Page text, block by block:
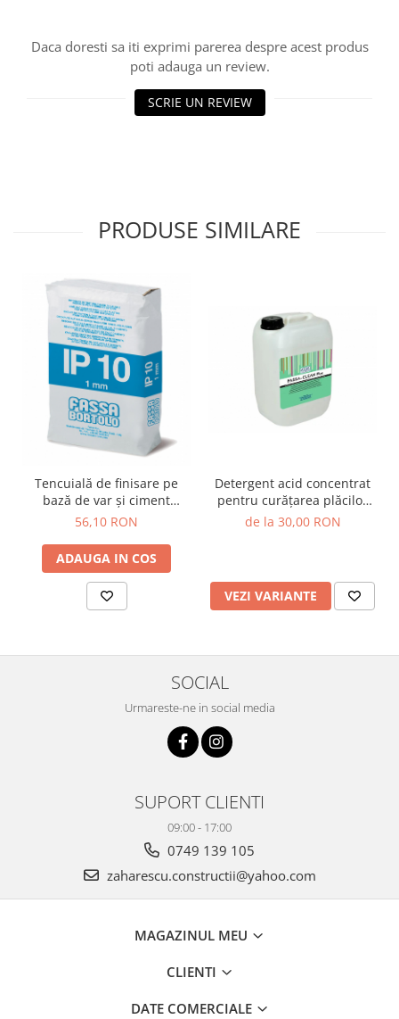
Daca doresti sa iti exprimi parerea despre acest produs
poti adauga un review.
SCRIE UN REVIEW
PRODUSE SIMILARE
Tencuială de finisare pe
bază de var și ciment
pentru exterior și interior,
56,10 RON
ADAUGA IN COS
Detergent acid concentrat
pentru curățarea plăcilor
ceramice și a teracotei,
de la 30,00 RON
VEZI VARIANTE
SOCIAL
Urmareste-ne in social media
SUPORT CLIENTI
09:00 - 17:00
0749 139 105
zaharescu.constructii@yahoo.com
MAGAZINUL MEU
CLIENTI
DATE COMERCIALE